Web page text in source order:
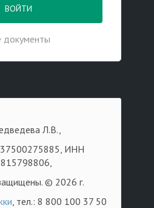
ВОЙТИ
документы
Л.В.,
ИНН
© 2026 г.
, тел.: 8 800 100 37 50